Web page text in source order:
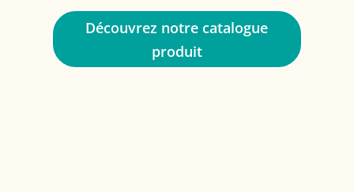
Découvrez notre catalogue
produit